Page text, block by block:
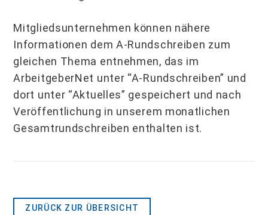
Mitgliedsunternehmen können nähere
Informationen dem A-Rundschreiben zum
gleichen Thema entnehmen, das im
ArbeitgeberNet unter “A-Rundschreiben” und
dort unter “Aktuelles” gespeichert und nach
Veröffentlichung in unserem monatlichen
Gesamtrundschreiben enthalten ist.
ZURÜCK ZUR ÜBERSICHT